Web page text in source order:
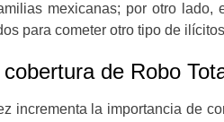
mexicanas; por otro
para cometer otro tipo de
de Robo
incrementa la importancia de